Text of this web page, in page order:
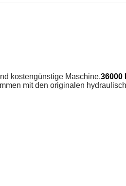
kostengünstige Maschine.36000
mit den originalen